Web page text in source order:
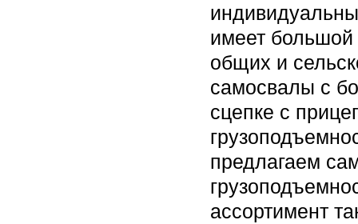
имеет
общих и
самосвалы с
сцепке с
предлагаем
ассортимент